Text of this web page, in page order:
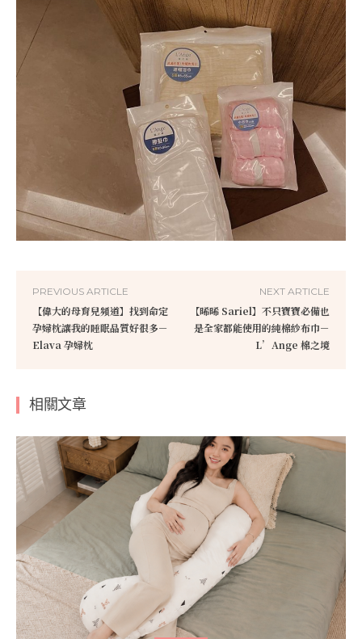
PREVIOUS ARTICLE
【偉大的母育兒頻道】找到命定
孕婦枕讓我的睡眠品質好很多－
Elava 孕婦枕
NEXT ARTICLE
【晞晞 Sariel】不只寶寶必備也
是全家都能使用的純棉紗布巾－
L’Ange 棉之境
相關文章